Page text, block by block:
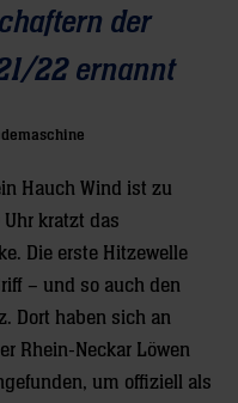
der
22 ernannt
Hauch Wind ist zu
kratzt das
Die erste Hitzewelle
– und so auch den
Dort haben sich an
Rhein-Neckar Löwen
um offiziell als